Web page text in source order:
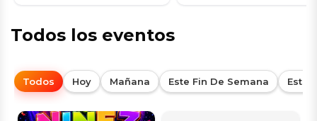
Todos los eventos
Todos Hoy Mañana Este Fin De Semana Esta